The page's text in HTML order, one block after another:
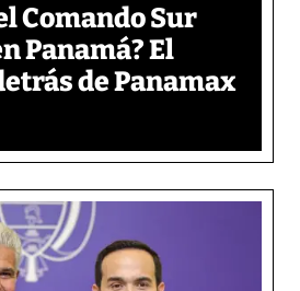
Comando Sur
Panamá? El
de Panamax